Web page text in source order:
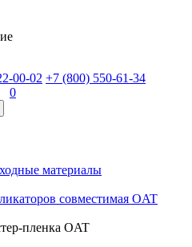
00-02 +7 (800) 550-61-34
0
материалы
совместимая OAT
пленка OAT